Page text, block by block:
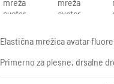
Elastična mrežica avatar
Primerno za plesne, drsalne